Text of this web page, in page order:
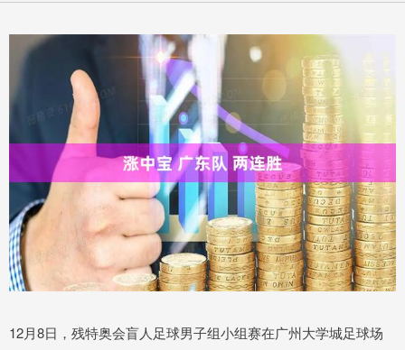
12月8日，残特奥会盲人足球男子组小组赛在广州大学城足球场